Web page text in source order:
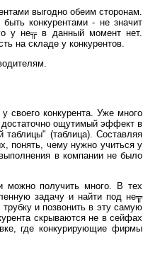
выгодно обеим сторонам.
конкурентами - не значит
у не╦ в данный момент нет.
на складе у конкурентов.
своего конкурента. Уже много
достаточно ощутимый эффект в
таблицы" (таблица). Составляя
понять, чему нужно учиться у
в компании не было
можно получить много. В тех
задачу и найти под не╦
и позвонить в эту самую
скрываются не в сейфах
где конкурирующие фирмы